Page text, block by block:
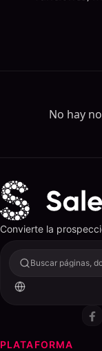
Todas lasNo hay
Convierte la
Buscar páginas,
PLATAFORMA